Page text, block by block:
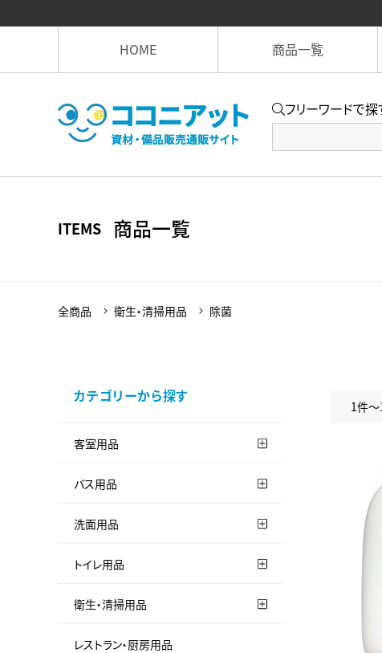
HOME 商品一覧
フリーワードで探
ITEMS 商品一覧
全商品 衛生・清掃用品 除菌
カテゴリーから探す
客室用品
バス用品
洗面用品
トイレ用品
衛生・清掃用品
レストラン・厨房用品
1件～